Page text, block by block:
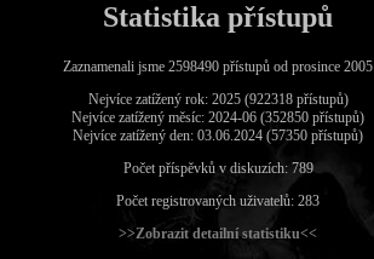
Statistika přístupů
Zaznamenali jsme 2598490 přístupů od prosince 2005
Nejvíce zatížený rok: 2025 (922318 přístupů)
Nejvíce zatížený měsíc: 2024-06 (352850 přístupů)
Nejvíce zatížený den: 03.06.2024 (57350 přístupů)
Počet příspěvků v diskuzích: 789
Počet registrovaných uživatelů: 283
>>Zobrazit detailní statistiku<<